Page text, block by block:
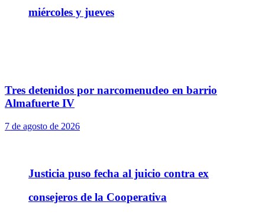
miércoles y jueves
Justicia puso fecha al juicio contra ex
consejeros de la Cooperativa
Tres detenidos por narcomenudeo en barrio
Almafuerte IV
7 de agosto de 2026